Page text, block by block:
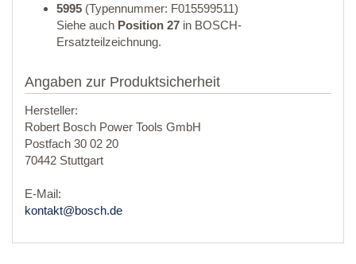
5995 (Typennummer: F015599511)
Siehe auch Position 27 in BOSCH-
Ersatzteilzeichnung.
Angaben zur Produktsicherheit
Hersteller:
Robert Bosch Power Tools GmbH
Postfach 30 02 20
70442 Stuttgart
E-Mail:
kontakt@bosch.de